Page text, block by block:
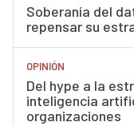
Soberanía del
repensar su
OPINIÓN
Del hype a la
inteligencia
organizaciones